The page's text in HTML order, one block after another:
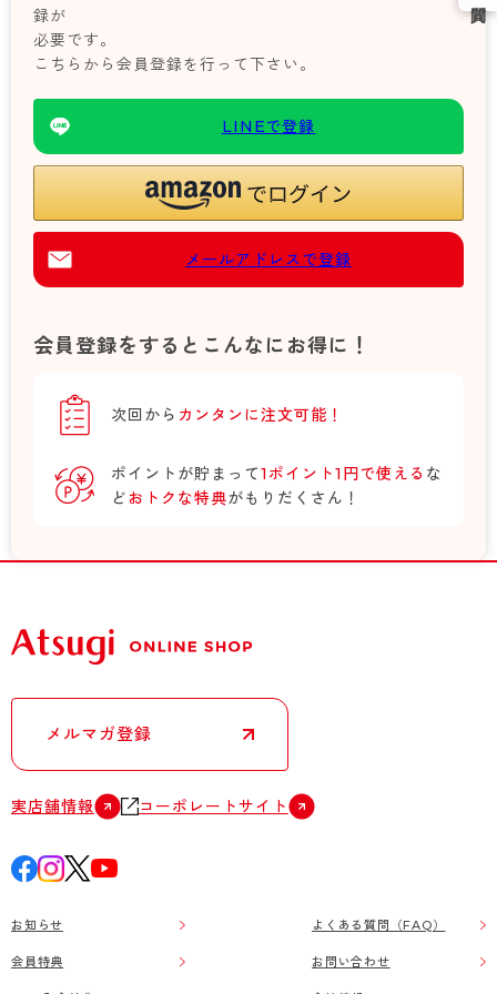
録が
必要です。
こちらから会員登録を行って下さい。
LINEで登録
メールアドレスで登録
会員登録をするとこんなにお得に！
次回から カンタンに注文可能！
ポイントが貯まって1ポイント1円で使える な
ど おトクな特典がもりだくさん！
メルマガ登録
実店舗情報 コーポレートサイト
お知らせ
会員特典
よくある質問（FAQ）
お問い合わせ